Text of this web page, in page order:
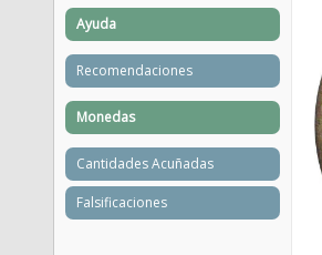
Ayuda
Recomendaciones
Monedas
Cantidades Acuñadas
Falsificaciones